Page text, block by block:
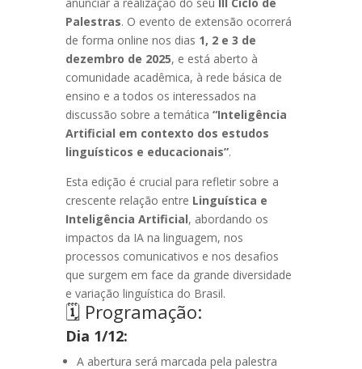
Palestras. O evento de extensão ocorrerá
de forma online nos dias 1, 2 e 3 de
dezembro de 2025, e está aberto à
comunidade acadêmica, à rede básica de
ensino e a todos os interessados na
discussão sobre a temática “Inteligência
Artificial em contexto dos estudos
linguísticos e educacionais”.
Esta edição é crucial para refletir sobre a
crescente relação entre Linguística e
Inteligência Artificial, abordando os
impactos da IA na linguagem, nos
processos comunicativos e nos desafios
que surgem em face da grande diversidade
e variação linguística do Brasil.
🗓️ Programação:
Dia 1/12:
A abertura será marcada pela palestra